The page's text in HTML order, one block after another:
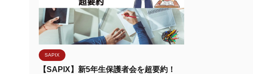
SAPIX
【SAPIX】新5年生保護者会を超要約！